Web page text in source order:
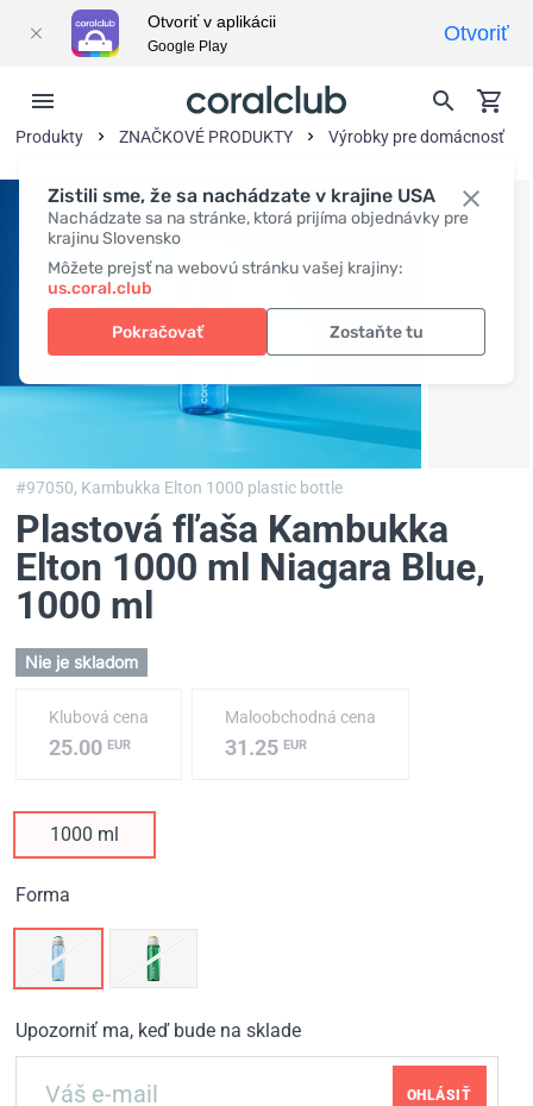
Zistili sme, že sa nachádzate v krajine USA
Nachádzate sa na stránke, ktorá prijíma objednávky pre
krajinu Slovensko
Môžete prejsť na webovú stránku vašej krajiny:
us.coral.club
Pokračovať Zostaňte tu
Produkty ZNAČKOVÉ PRODUKTY Výrobky pre domácnosť
#97050, Kambukka Elton 1000 plastic bottle
Plastová fľaša Kambukka
Elton 1000 ml Niagara Blue,
1000 ml
Nie je skladom
Klubová cena
25.00 EUR
Maloobchodná cena
31.25EUR
1000 ml
Forma
Upozorniť ma, keď bude na sklade
OHLÁSIŤ
Otvoriť v aplikácii
Google Play
Otvoriť